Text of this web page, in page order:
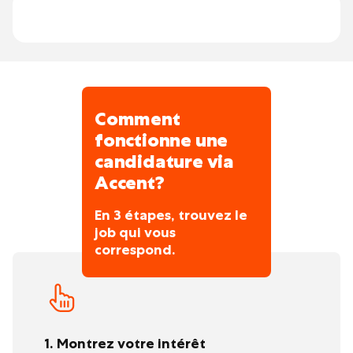
Comment
fonctionne une
candidature via
Accent?
En 3 étapes, trouvez le
job qui vous
correspond.
1. Montrez votre intérêt